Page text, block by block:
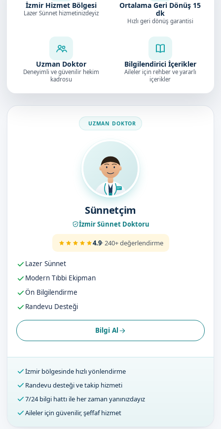
İzmir Hizmet Bölgesi
Lazer Sünnet hizmetinizdeyiz
Ortalama Geri Dönüş 15
dk
Hızlı geri dönüş garantisi
Uzman Doktor
Deneyimli ve güvenilir hekim
kadrosu
Bilgilendirici İçerikler
Aileler için rehber ve yararlı
içerikler
Doktorumuz
Sünnetçim
İzmir Sünnet Doktoru
4.9· 240+ değerlendirme
Lazer Sünnet
Modern Tıbbi Ekipman
Ön Bilgilendirme
Randevu Desteği
Bilgi Al
İzmir bölgesinde hızlı yönlendirme
Randevu desteği ve takip hizmeti
7/24 bilgi hattı ile her zaman yanınızdayız
Aileler için güvenilir, şeffaf hizmet